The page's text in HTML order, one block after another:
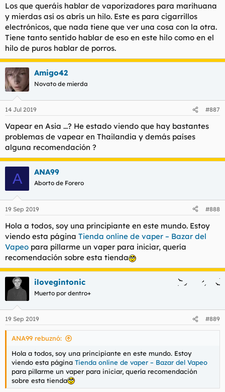
Los que queráis hablar de vaporizadores para marihuana
y mierdas así os abrís un hilo. Este es para cigarrillos
electrónicos, que nada tiene que ver una cosa con la otra.
Tiene tanto sentido hablar de eso en este hilo como en el
hilo de puros hablar de porros.
Amigo42
Novato de mierda
14 Jul 2019 #887
Vapear en Asia ...? He estado viendo que hay bastantes
problemas de vapear en Thailandia y demás países
alguna recomendación ?
A ANA99
Aborto de Forero
19 Sep 2019 #888
Hola a todos, soy una principiante en este mundo. Estoy
viendo esta página Tienda online de vaper – Bazar del
Vapeo para pillarme un vaper para iniciar, quería
recomendación sobre esta tienda
ilovegintonic
Muerto por dentro+
19 Sep 2019 #889
ANA99 rebuznó:
Hola a todos, soy una principiante en este mundo. Estoy
viendo esta página Tienda online de vaper – Bazar del Vapeo
para pillarme un vaper para iniciar, quería recomendación
sobre esta tienda